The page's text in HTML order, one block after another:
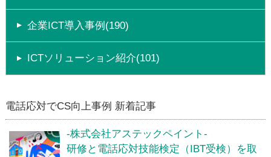
企業ICT導入事例(190)
ICTソリューション紹介(101)
電話応対でCS向上事例 新着記事
-株式会社アステックペイント-
研修と電話応対技能検定（IBT受検）を取